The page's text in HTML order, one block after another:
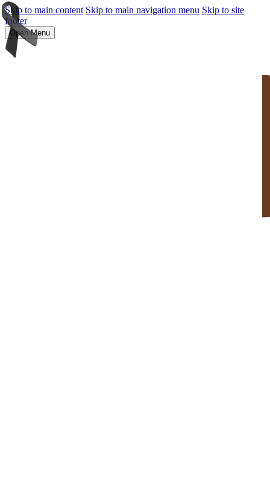
Skip to main content Skip to main navigation menu Skip to site
footer
Open Menu